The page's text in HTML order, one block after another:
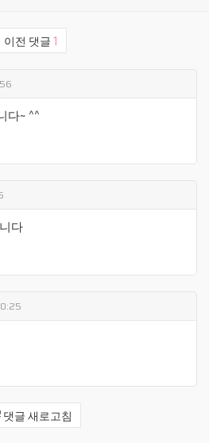
이전 댓글 1
다~ ^^
다
댓글 새로고침